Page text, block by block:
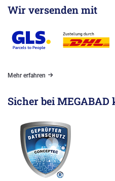
Wir versenden mit
Mehr erfahren
Sicher bei MEGABAD